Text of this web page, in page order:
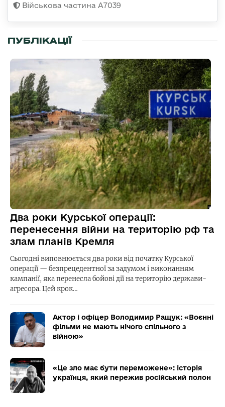
Військова частина А7039
ПУБЛІКАЦІЇ
Два роки Курської операції:
перенесення війни на територію рф та
злам планів Кремля
Сьогодні виповнюється два роки від початку Курської
операції — безпрецедентної за задумом і виконанням
кампанії, яка перенесла бойові дії на територію держави-
агресора. Цей крок…
Актор і офіцер Володимир Ращук: «Воєнні
фільми не мають нічого спільного з
війною»
«Це зло має бути переможене»: історія
українця, який пережив російський полон